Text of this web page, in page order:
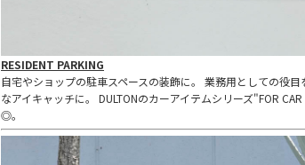
RESIDENT PARKING
自宅やショップの駐車スペースの装飾に。 業務用としての役
なアイキャッチに。 DULTONのカーアイテムシリーズ"FOR
◎。